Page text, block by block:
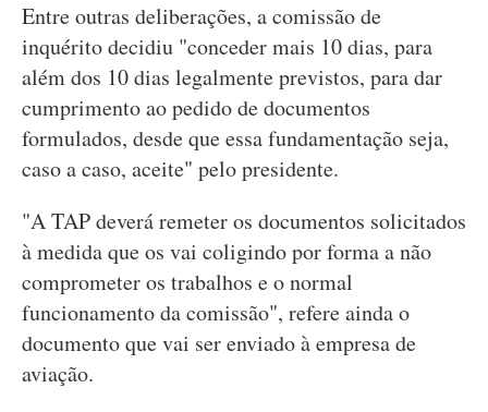
Entre outras deliberações, a comissão de
inquérito decidiu "conceder mais 10 dias, para
além dos 10 dias legalmente previstos, para dar
cumprimento ao pedido de documentos
formulados, desde que essa fundamentação seja,
caso a caso, aceite" pelo presidente.
"A TAP deverá remeter os documentos solicitados
à medida que os vai coligindo por forma a não
comprometer os trabalhos e o normal
funcionamento da comissão", refere ainda o
documento que vai ser enviado à empresa de
aviação.